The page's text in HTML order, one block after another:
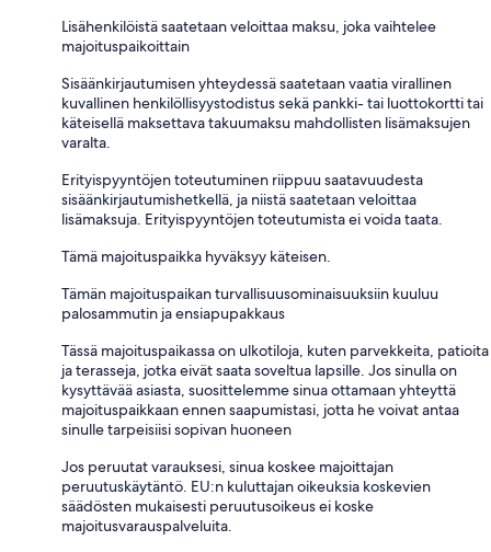
Lisähenkilöistä saatetaan veloittaa maksu, joka vaihtelee
majoituspaikoittain
Sisäänkirjautumisen yhteydessä saatetaan vaatia virallinen
kuvallinen henkilöllisyystodistus sekä pankki- tai luottokortti tai
käteisellä maksettava takuumaksu mahdollisten lisämaksujen
varalta.
Erityispyyntöjen toteutuminen riippuu saatavuudesta
sisäänkirjautumishetkellä, ja niistä saatetaan veloittaa
lisämaksuja. Erityispyyntöjen toteutumista ei voida taata.
Tämä majoituspaikka hyväksyy käteisen.
Tämän majoituspaikan turvallisuusominaisuuksiin kuuluu
palosammutin ja ensiapupakkaus
Tässä majoituspaikassa on ulkotiloja, kuten parvekkeita, patioita
ja terasseja, jotka eivät saata soveltua lapsille. Jos sinulla on
kysyttävää asiasta, suosittelemme sinua ottamaan yhteyttä
majoituspaikkaan ennen saapumistasi, jotta he voivat antaa
sinulle tarpeisiisi sopivan huoneen
Jos peruutat varauksesi, sinua koskee majoittajan
peruutuskäytäntö. EU:n kuluttajan oikeuksia koskevien
säädösten mukaisesti peruutusoikeus ei koske
majoitusvarauspalveluita.